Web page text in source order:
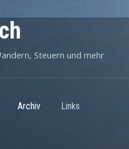
Steuern und mehr
Archiv Links